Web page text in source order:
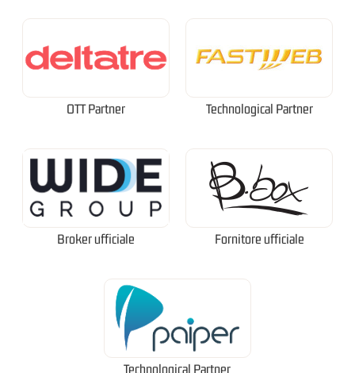
OTT Partner Technological Partner
Broker ufficiale Fornitore ufficiale
Technological Partner